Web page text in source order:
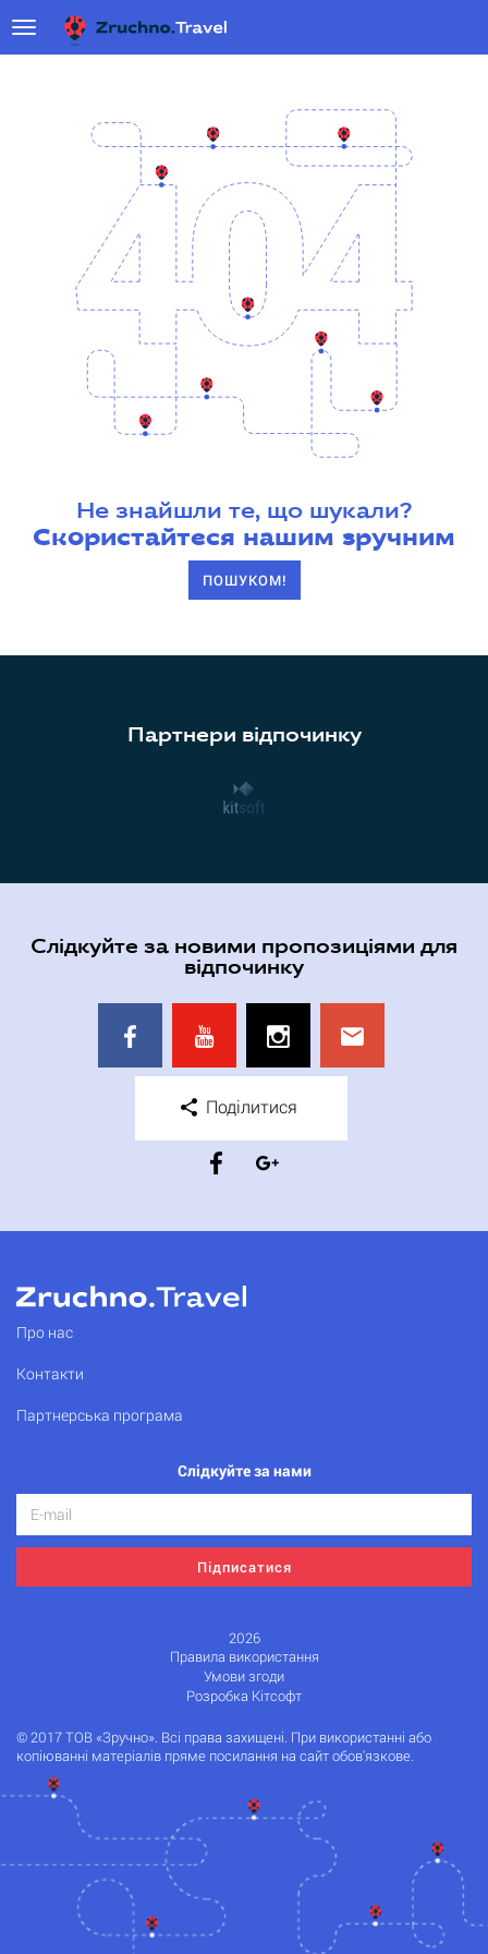
Не знайшли те, що шукали?
Скористайтеся нашим зручним
ПОШУКОМ!
Партнери відпочинку
Слідкуйте за новими пропозиціями для
відпочинку
Поділитися
Про нас
Контакти
Партнерська програма
Слідкуйте за нами
Підписатися
2026
Правила використання
Умови згоди
Розробка Кітсофт
© 2017 ТОВ «Зручно». Всі права захищені. При використанні або
копіюванні матеріалів пряме посилання на сайт обов'язкове.